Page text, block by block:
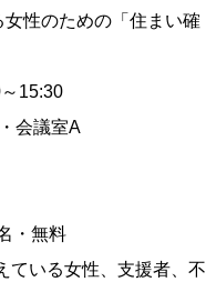
女性のための「住まい確
15:30
会議室A
・無料
いる女性、支援者、不